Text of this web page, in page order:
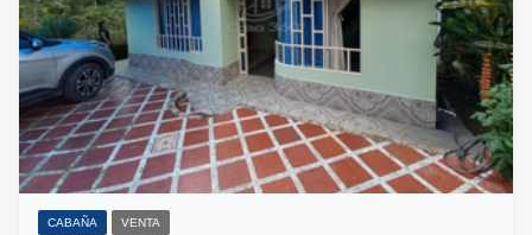
CABAÑA VENTA